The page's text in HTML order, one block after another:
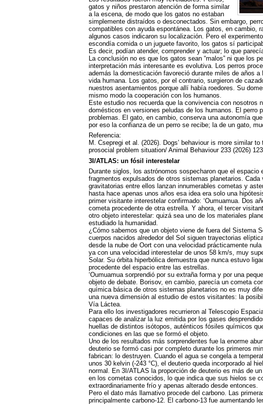
gatos y niños prestaron atención de forma similar
a la escena, de modo que los gatos no estaban
simplemente distraídos o desconectados. Sin embargo,
compatibles con ayuda espontánea. Los gatos, en cambio,
algunos casos indicaron su localización. Pero el
escondía comida o un juguete favorito, los gatos sí
Es decir, podían atender, comprender y actuar; lo que
La conclusión no es que los gatos sean “malos” ni que los
interpretación más interesante es evolutiva. Los perros
además la domesticación favoreció durante miles de años
vida humana. Los gatos, por el contrario, surgieron de
nuestros asentamientos porque allí había roedores. Su
mismo modo la cooperación con los humanos.
Este estudio nos recuerda que la convivencia con nosotros
domésticos en versiones peludas de los humanos. El perro
problemas. El gato, en cambio, conserva una autonomía
por eso la confianza de un perro se recibe; la de un gato,
Referencia:
M. Csepregi et al. (2026). Dogs’ behaviour is more similar
prosocial problem situation/ Animal Behaviour 233 (2026)
3I/ATLAS: un fósil interestelar
Durante siglos, los astrónomos sospecharon que el
fragmentos expulsados de otros sistemas planetarios.
gravitatorias entre ellos lanzan innumerables cometas y
hasta hace apenas unos años esa idea era solo una
primer visitante interestelar confirmado: ʻOumuamua. Dos
cometa procedente de otra estrella. Y ahora, el tercer
otro objeto interestelar: quizá sea uno de los materiales
estudiado la humanidad.
¿Cómo sabemos que un objeto viene de fuera del Sistema
cuerpos nacidos alrededor del Sol siguen trayectorias
desde la nube de Oort con una velocidad prácticamente
ya con una velocidad interestelar de unos 58 km/s, muy
Solar. Su órbita hiperbólica demuestra que nunca estuvo
procedente del espacio entre las estrellas.
ʻOumuamua sorprendió por su extraña forma y por una
objeto de debate. Borisov, en cambio, parecía un cometa
química básica de otros sistemas planetarios no es muy
una nueva dimensión al estudio de estos visitantes: la
Vía Láctea.
Para ello los investigadores recurrieron al Telescopio
capaces de analizar la luz emitida por los gases
huellas de distintos isótopos, auténticos fósiles químicos
condiciones en las que se formó el objeto.
Uno de los resultados más sorprendentes fue la enorme
deuterio se formó casi por completo durante los primeros
fabrican: lo destruyen. Cuando el agua se congela a
unos 30 kelvin (-243 °C), el deuterio queda incorporado al
normal. En 3I/ATLAS la proporción de deuterio es más de
en los cometas conocidos, lo que indica que sus hielos se
extraordinariamente frío y apenas alterado desde entonces.
Pero el dato más llamativo procede del carbono. Las
principalmente carbono-12. El carbono-13 fue aumentando